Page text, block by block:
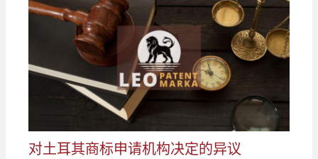
对土耳其商标申请机构决定的异议